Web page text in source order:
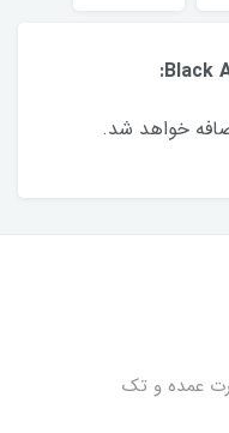
خواهد شد.
عمده و تک